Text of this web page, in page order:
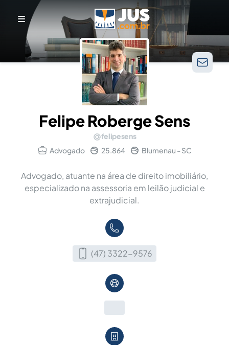
Felipe Roberge Sens
felipesens
Advogado
25.864 Blumenau - SC
Advogado, atuante na área de direito imobiliário,
especializado na assessoria em leilão judicial e
extrajudicial.
(47) 3322-9576